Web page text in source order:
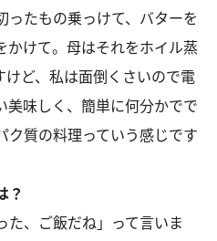
ったもの乗っけて、バターを
かけて。母はそれをホイル蒸
けど、私は面倒くさいので電
美味しく、簡単に何分かでで
ク質の料理っていう感じです
？
た、ご飯だね」って言いま